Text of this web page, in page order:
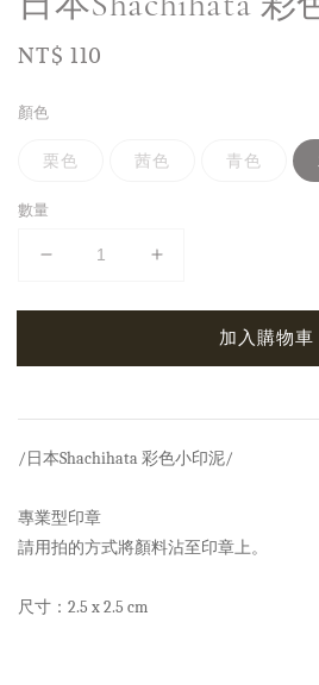
Regular
NT$ 110
顏色
栗色 茜色 青色
數量
加入購物車
/日本Shachihata 彩色小印泥/
專業型印章
請用拍的方式將顏料沾至印章上。
尺寸：2.5 x 2.5 cm